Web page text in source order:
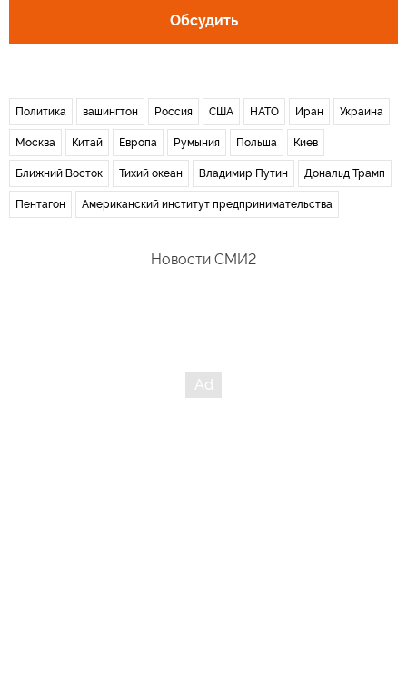
Обсудить
Политика вашингтон Россия США НАТО Иран Украина
Москва Китай Европа Румыния Польша Киев
Ближний Восток Тихий океан Владимир Путин Дональд Трамп
Пентагон Американский институт предпринимательства
Новости СМИ2